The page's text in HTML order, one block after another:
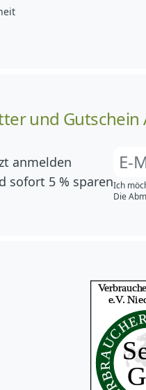
und Gutschein
anmelden
sofort 5 % sparenIch
Die